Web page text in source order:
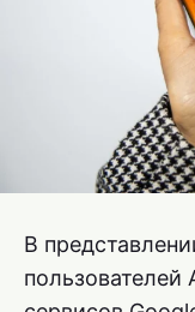
В
пользователей